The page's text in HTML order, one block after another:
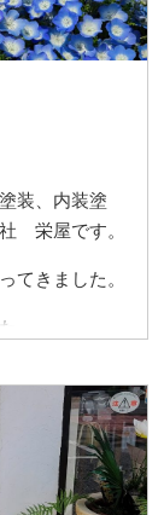
装、内装塗
栄屋です。
てきました。
。